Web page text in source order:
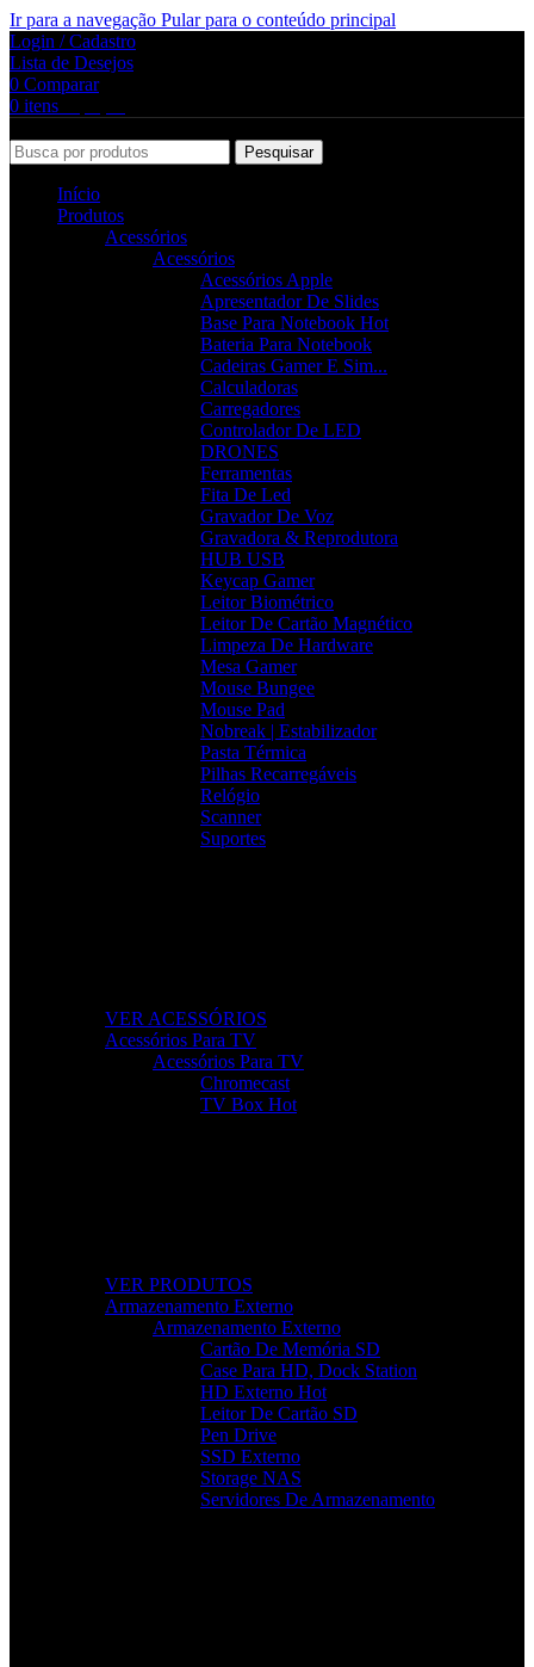
Ir para a navegação Pular para o conteúdo principal
Login / Cadastro
Lista de Desejos
0 Comparar
0 itens
Pesquisar
Início
Produtos
Acessórios
Acessórios
Acessórios Apple
Apresentador De Slides
Base Para Notebook Hot
Bateria Para Notebook
Cadeiras Gamer E Sim...
Calculadoras
Carregadores
Controlador De LED
DRONES
Ferramentas
Fita De Led
Gravador De Voz
Gravadora & Reprodutora
HUB USB
Keycap Gamer
Leitor Biométrico
Leitor De Cartão Magnético
Limpeza De Hardware
Mesa Gamer
Mouse Bungee
Mouse Pad
Nobreak | Estabilizador
Pasta Térmica
Pilhas Recarregáveis
Relógio
Scanner
Suportes
VER ACESSÓRIOS
Acessórios Para TV
Acessórios Para TV
Chromecast
TV Box Hot
VER PRODUTOS
Armazenamento Externo
Armazenamento Externo
Cartão De Memória SD
Case Para HD, Dock Station
HD Externo Hot
Leitor De Cartão SD
Pen Drive
SSD Externo
Storage NAS
Servidores De Armazenamento